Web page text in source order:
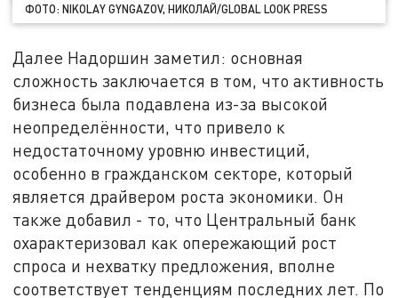
ФОТО: NIKOLAY GYNGAZOV, НИКОЛАЙ/GLOBAL LOOK PRESS
Далее Надоршин заметил: основная
сложность заключается в том, что активность
бизнеса была подавлена из-за высокой
неопределённости, что привело к
недостаточному уровню инвестиций,
особенно в гражданском секторе, который
является драйвером роста экономики. Он
также добавил - то, что Центральный банк
охарактеризовал как опережающий рост
спроса и нехватку предложения, вполне
соответствует тенденциям последних лет. По